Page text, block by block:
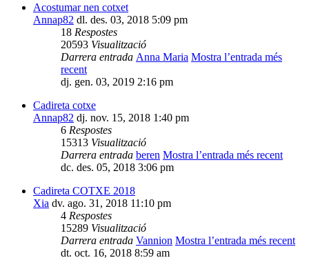
Acostumar nen cotxet
Annap82 dl. des. 03, 2018 5:09 pm
18 Respostes
20593 Visualització
Darrera entrada Anna Maria Mostra l’entrada més
recent
dj. gen. 03, 2019 2:16 pm
Cadireta cotxe
Annap82 dj. nov. 15, 2018 1:40 pm
6 Respostes
15313 Visualització
Darrera entrada beren Mostra l’entrada més recent
dc. des. 05, 2018 3:06 pm
Cadireta COTXE 2018
Xia dv. ago. 31, 2018 11:10 pm
4 Respostes
15289 Visualització
Darrera entrada Vannion Mostra l’entrada més recent
dt. oct. 16, 2018 8:59 am